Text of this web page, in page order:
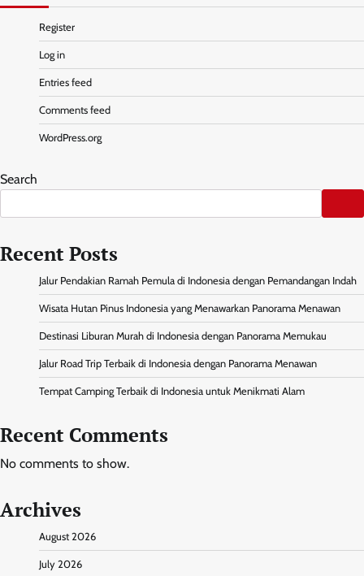
Register
Log in
Entries feed
Comments feed
WordPress.org
Search
Recent Posts
Jalur Pendakian Ramah Pemula di Indonesia dengan Pemandangan Indah
Wisata Hutan Pinus Indonesia yang Menawarkan Panorama Menawan
Destinasi Liburan Murah di Indonesia dengan Panorama Memukau
Jalur Road Trip Terbaik di Indonesia dengan Panorama Menawan
Tempat Camping Terbaik di Indonesia untuk Menikmati Alam
Recent Comments
No comments to show.
Archives
August 2026
July 2026